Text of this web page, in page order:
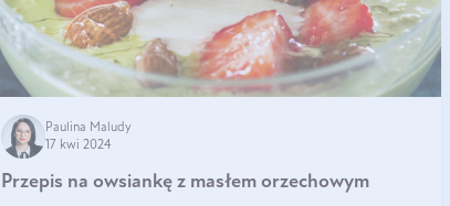
Paulina Maludy
17 kwi 2024
Przepis na owsiankę z masłem orzechowym